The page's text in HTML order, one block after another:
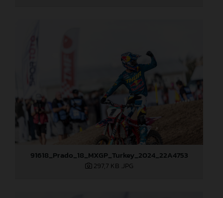
91618_Prado_18_MXGP_Turkey_2024_22A4753
297,7 KB .JPG